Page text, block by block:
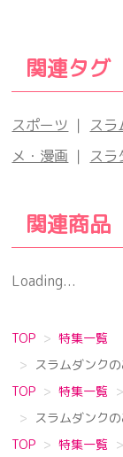
関連タグ
スポーツ ｜ スラ
メ・漫画 ｜ スラ
関連商品
Loading...
TOP
特集一覧
スラムダンク
TOP
特集一覧
スラムダンク
TOP
特集一覧